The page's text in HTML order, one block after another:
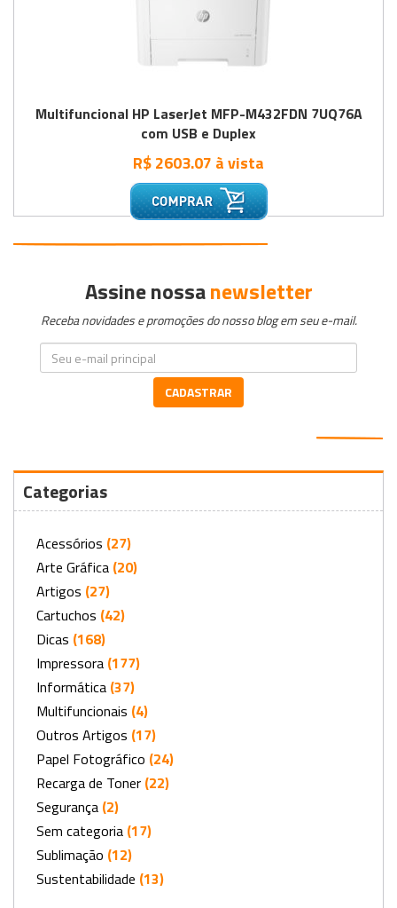
Multifuncional HP LaserJet MFP-M432FDN 7UQ76A
com USB e Duplex
R$ 2603.07 à vista
•••
Assine nossanewsletter
Receba novidades e promoções do nosso blog em seu e-mail.
CADASTRAR
Categorias
Acessórios (27)
Arte Gráfica (20)
Artigos (27)
Cartuchos (42)
Dicas (168)
Impressora (177)
Informática (37)
Multifuncionais (4)
Outros Artigos (17)
Papel Fotográfico (24)
Recarga de Toner (22)
Segurança (2)
Sem categoria (17)
Sublimação (12)
Sustentabilidade (13)